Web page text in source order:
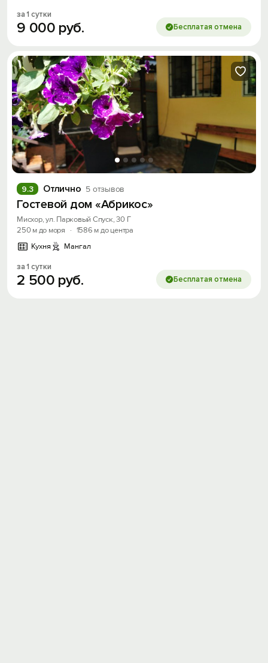
за 1 сутки
9 000 руб. Бесплатая отмена
Отлично 5 отзывов
9.3
Гостевой дом «Абрикос»
Мисхор, ул. Парковый Спуск, 30 Г
250 м до моря
· 1586 м до центра
Кухня
Мангал
за 1 сутки
2 500 руб. Бесплатая отмена